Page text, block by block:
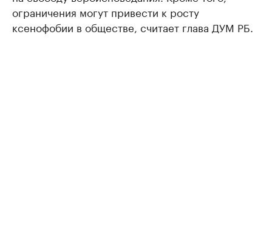
ограничения могут привести к росту
ксенофобии в обществе, считает глава ДУМ РБ.